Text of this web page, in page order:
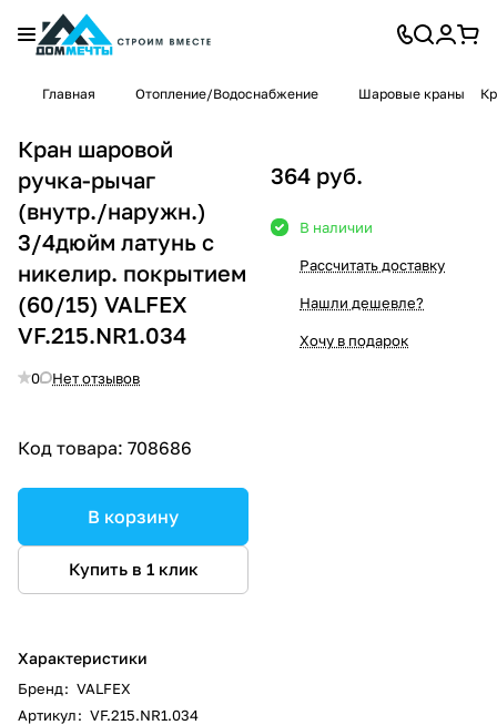
Главная Отопление/Водоснабжение Шаровые краны
Кран шаровой
ручка-рычаг
(внутр./наружн.)
3/4дюйм латунь с
никелир. покрытием
(60/15) VALFEX
VF.215.NR1.034
0 Нет отзывов
Код товара: 708686
В корзину
Купить в 1 клик
Характеристики
Бренд: VALFEX
Артикул: VF.215.NR1.034
364 руб.
В наличии
Рассчитать доставку
Нашли дешевле?
Хочу в подарок